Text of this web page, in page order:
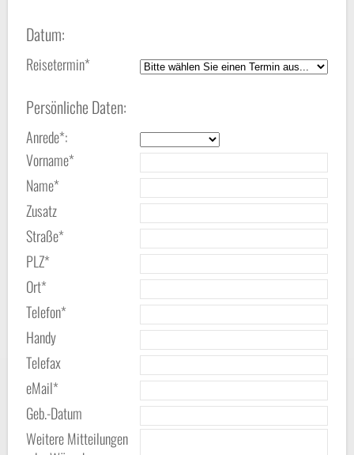
Datum:
Reisetermin*
Persönliche Daten:
Anrede*:
Vorname*
Name*
Zusatz
Straße*
PLZ*
Ort*
Telefon*
Handy
Telefax
eMail*
Geb.-Datum
Weitere Mitteilungen